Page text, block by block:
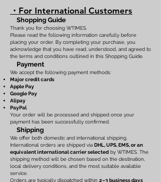
・For International Customers
Shopping Guide
Thank you for choosing WTIMES.
Please read the following information carefully before
placing your order. By completing your purchase, you
acknowledge that you have read, understood, and agreed to
the terms and conditions outlined in this Shopping Guide.
Payment
We accept the following payment methods:
Major credit cards
Apple Pay
Google Pay
Alipay
PayPal
Your order will be processed and shipped once your
payment has been successfully confirmed.
Shipping
We offer both domestic and international shipping.
International orders are shipped via DHL, UPS, EMS, or an
equivalent international carrier selected by WTIMES. The
shipping method will be chosen based on the destination,
local delivery conditions, and the most suitable available
service.
Orders are typically dispatched within 2–3 business days